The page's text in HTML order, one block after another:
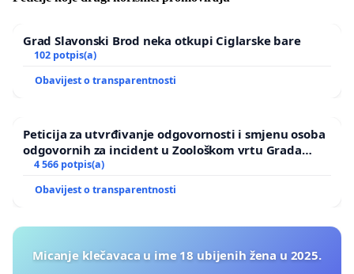
Grad Slavonski Brod neka otkupi Ciglarske bare
102 potpis(a)
Obavijest o transparentnosti
Peticija za utvrđivanje odgovornosti i smjenu osoba
odgovornih za incident u Zoološkom vrtu Grada
Zagreba
4 566 potpis(a)
Obavijest o transparentnosti
Micanje klečavaca u ime 18 ubijenih žena u 2025.